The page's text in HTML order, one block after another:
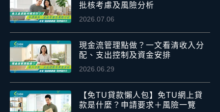
批核考慮及風險分析
2026.07.06
現金流管理點做？一文看清收入分
配、支出控制及資金安排
2026.06.29
【免TU貸款懶人包】免TU網上貸
款是什麼？申請要求＋風險一覽